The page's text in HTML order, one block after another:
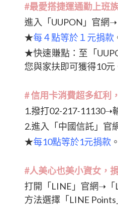
#最愛搭捷運通勤上班
進入「UUPON」官網
★每４點等於１元捐款
★快速賺點：至「
您與家扶即可獲得10元
# 信用卡消費超多紅利
1.撥打02-217-
2.進入「中國信託」官
★每10點等於1元捐款 。
#人美心也美小資女，
打開「LINE」官網➝「
方法選擇「LINE